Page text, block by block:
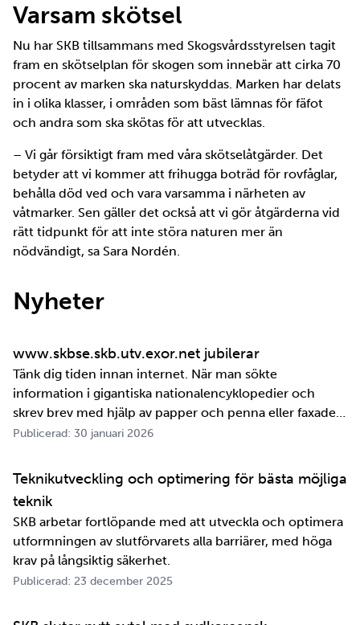
Varsam skötsel
Nu har SKB tillsammans med Skogsvårdsstyrelsen tagit
fram en skötselplan för skogen som innebär att cirka 70
procent av marken ska naturskyddas. Marken har delats
in i olika klasser, i områden som bäst lämnas för fäfot
och andra som ska skötas för att utvecklas.
– Vi går försiktigt fram med våra skötselåtgärder. Det
betyder att vi kommer att frihugga boträd för rovfåglar,
behålla död ved och vara varsamma i närheten av
våtmarker. Sen gäller det också att vi gör åtgärderna vid
rätt tidpunkt för att inte störa naturen mer än
nödvändigt, sa Sara Nordén.
Nyheter
www.skbse.skb.utv.exor.net jubilerar
Tänk dig tiden innan internet. När man sökte
information i gigantiska nationalencyklopedier och
skrev brev med hjälp av papper och penna eller faxade
om ett meddelande skulle fram snabbt. Det är inte
perspektiv i alla fall. För oss på SKB är det …
Publicerad: 30 januari 2026
Teknikutveckling och optimering för bästa möjliga
teknik
SKB arbetar fortlöpande med att utveckla och optimera
utformningen av slutförvarets alla barriärer, med höga
krav på långsiktig säkerhet.
Publicerad: 23 december 2025